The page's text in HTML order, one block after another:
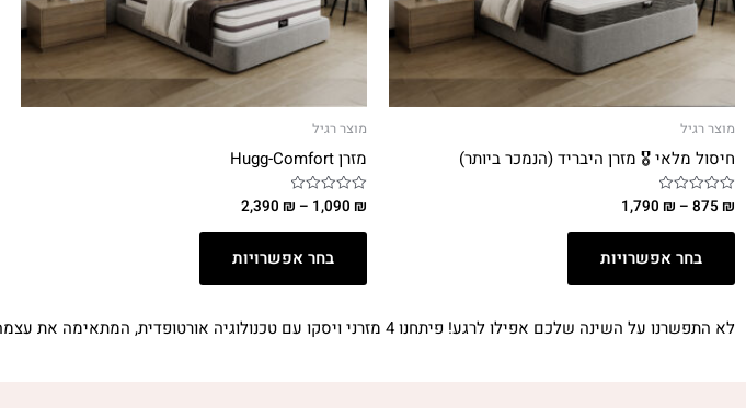
מוצר רגיל
חיסול מלאי 🎖️ מזרן היבריד (הנמכר ביותר)
דורג
מתוך
875 ₪
–
1,790 ₪
בחר אפשרויות
מוצר רגיל
מזרן Hugg-Comfort
דורג
מתוך
1,090 ₪
–
2,390 ₪
בחר אפשרויות
לא התפשרנו על השינה שלכם אפילו לרגע! פיתחנו 4 מזרני ויסקו עם טכנולוגיה אורטופדית, המתאימה את עצמה לכל מצבי השינה שלכם. כשתקומו בבוקר על מזרן ויסקו HUGG אנחנו מבטיחים לכם, שתרגישו את ההבדל.